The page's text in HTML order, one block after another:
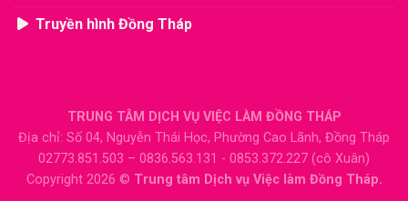
Truyền hình Đồng Tháp
TRUNG TÂM DỊCH VỤ VIỆC LÀM ĐỒNG THÁP
Địa chỉ: Số 04, Nguyễn Thái Học, Phường Cao Lãnh, Đồng Tháp
02773.851.503 – 0836.563.131 - 0853.372.227 (cô Xuân)
Copyright 2026 © Trung tâm Dịch vụ Việc làm Đồng Tháp.